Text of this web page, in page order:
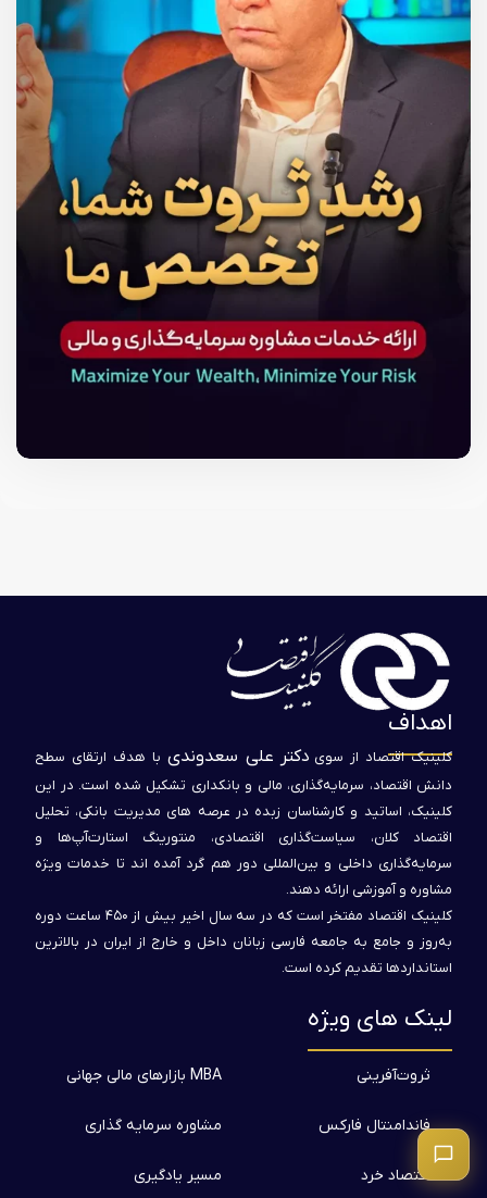
اهداف
کلینیک اقتصاد از سوی دکتر علی سعدوندی با هدف ارتقای سطح
دانش اقتصاد، سرمایه‌گذاری، مالی و بانکداری تشکیل شده است. در این
کلینیک، اساتید و کارشناسان زبده در عرصه های مدیریت بانکی، تحلیل
اقتصاد کلان، سیاست‌گذاری اقتصادی، منتورینگ استارت‌آپ‌ها و
سرمایه‌گذاری داخلی و بین‌المللی دور هم گرد آمده اند تا خدمات ویژه
مشاوره و آموزشی ارائه دهند.
کلینیک اقتصاد مفتخر است که در سه سال اخیر بیش از ۴۵۰ ساعت دوره
به‌روز و جامع به جامعه فارسی زبانان داخل و خارج از ایران در بالاترین
استانداردها تقدیم کرده است.
لینک های ویژه
ثروت‌آفرینی
فاندامنتال فارکس
اقتصاد خرد
MBA بازارهای مالی جهانی
مشاوره سرمایه گذاری
مسیر یادگیری